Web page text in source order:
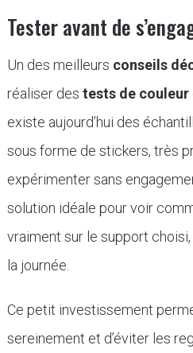
Tester avant de
Un des meilleurs conseils
réaliser des tests de couleur
existe aujourd’hui des
sous forme de stickers, très
expérimenter sans
solution idéale pour voir
vraiment sur le support
la journée.
Ce petit investissement
sereinement et d’éviter les